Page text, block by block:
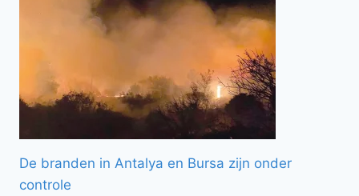
De branden in Antalya en Bursa zijn onder
controle